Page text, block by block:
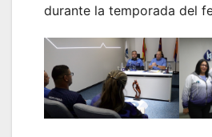
durante la temporada del